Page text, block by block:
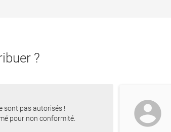
?
sont pas autorisés !
pour non conformité.
account_circle